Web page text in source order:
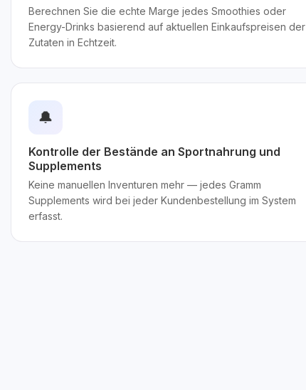
Berechnen Sie die echte Marge jedes Smoothies oder
Energy-Drinks basierend auf aktuellen Einkaufspreisen der
Zutaten in Echtzeit.
🔔
Kontrolle der Bestände an Sportnahrung und
Supplements
Keine manuellen Inventuren mehr — jedes Gramm
Supplements wird bei jeder Kundenbestellung im System
erfasst.